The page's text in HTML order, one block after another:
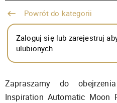
Powrót do kategorii
Zaloguj się lub zarejestruj
ulubionych
Zapraszamy do
Inspiration Automatic Moon